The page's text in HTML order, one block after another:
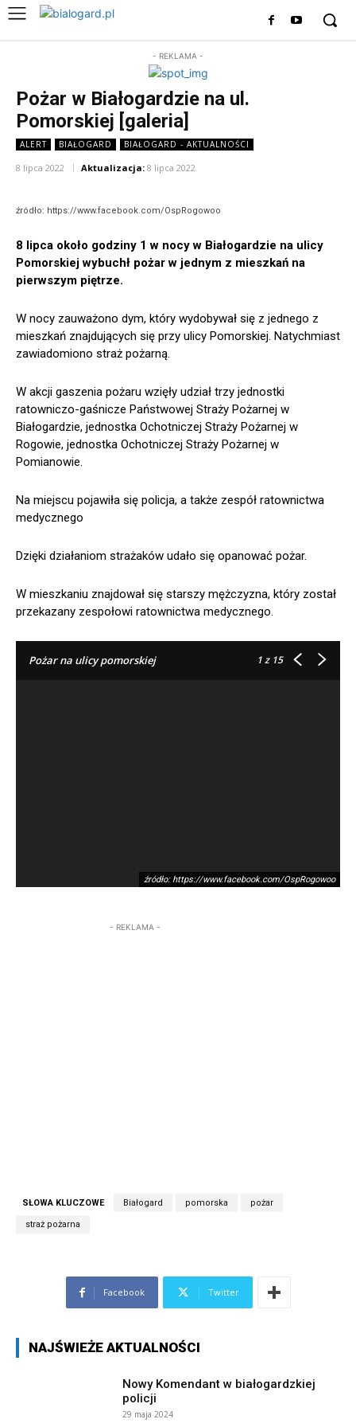
- REKLAMA -
Pożar w Białogardzie na ul.
Pomorskiej [galeria]
ALERT BIAŁOGARD BIAŁOGARD - AKTUALNOŚCI
8 lipca 2022 Aktualizacja: 8 lipca 2022
źródło: https://www.facebook.com/OspRogowoo
8 lipca około godziny 1 w nocy w Białogardzie na ulicy
Pomorskiej wybuchł pożar w jednym z mieszkań na
pierwszym piętrze.
W nocy zauważono dym, który wydobywał się z jednego z
mieszkań znajdujących się przy ulicy Pomorskiej. Natychmiast
zawiadomiono straż pożarną.
W akcji gaszenia pożaru wzięły udział trzy jednostki
ratowniczo-gaśnicze Państwowej Straży Pożarnej w
Białogardzie, jednostka Ochotniczej Straży Pożarnej w
Rogowie, jednostka Ochotniczej Straży Pożarnej w
Pomianowie.
Na miejscu pojawiła się policja, a także zespół ratownictwa
medycznego
Dzięki działaniom strażaków udało się opanować pożar.
W mieszkaniu znajdował się starszy mężczyzna, który został
przekazany zespołowi ratownictwa medycznego.
Pożar na ulicy pomorskiej 1z 15
źródło: https://www.facebook.com/OspRogowoo
- REKLAMA -
SŁOWA KLUCZOWE Białogard pomorska pożar
straż pożarna
Facebook Twitter
NAJŚWIEŻE AKTUALNOŚCI
Nowy Komendant w białogardzkiej
policji
29 maja 2024